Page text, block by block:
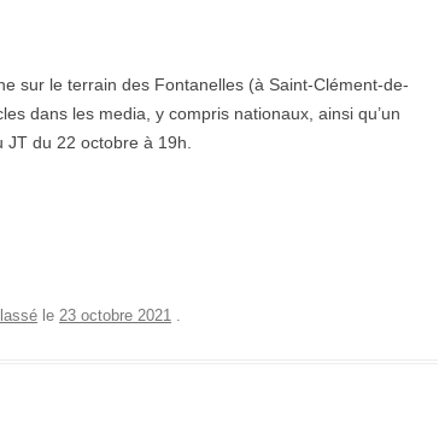
sur le terrain des Fontanelles (à Saint-Clément-de-
dans les media, y compris nationaux, ainsi qu’un
du 22 octobre à 19h.
le 23 octobre 2021 .